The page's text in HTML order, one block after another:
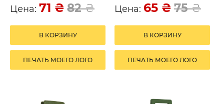
Цена: 71 ₴ 82₴
В КОРЗИНУ
ПЕЧАТЬ МОЕГО ЛОГО
Цена: 65 ₴ 75₴
В КОРЗИНУ
ПЕЧАТЬ МОЕГО ЛОГО